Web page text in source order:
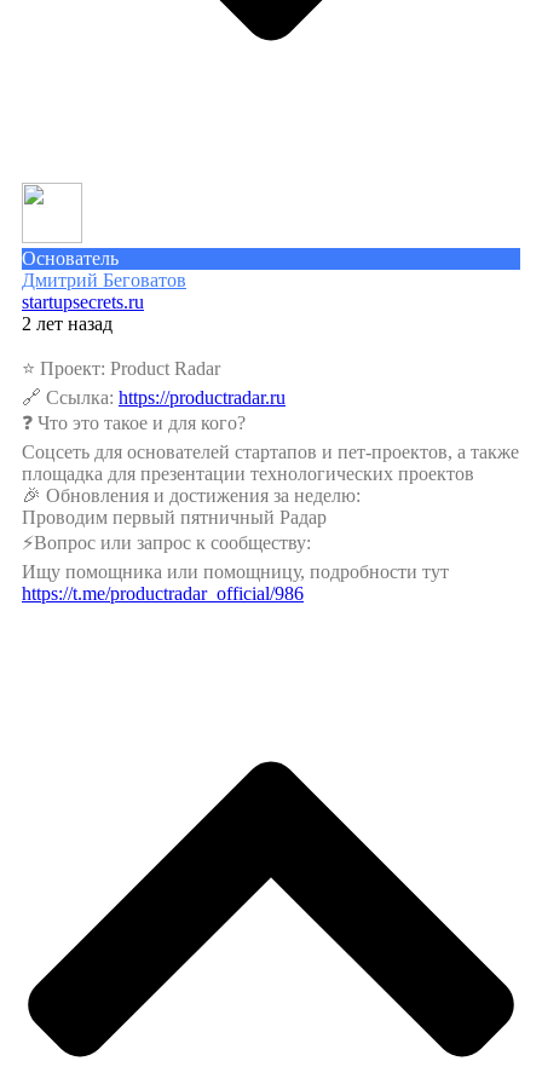
Основатель
Дмитрий Беговатов
startupsecrets.ru
2 лет назад
⭐️ Проект: Product Radar
🔗 Ссылка: https://productradar.ru
❓ Что это такое и для кого?
Соцсеть для основателей стартапов и пет-проектов, а также
площадка для презентации технологических проектов
🎉 Обновления и достижения за неделю:
Проводим первый пятничный Радар
⚡️Вопрос или запрос к сообществу:
Ищу помощника или помощницу, подробности тут
https://t.me/productradar_official/986